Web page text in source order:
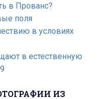
в Прованс?
поля
в условиях
в естественную
ИЗ